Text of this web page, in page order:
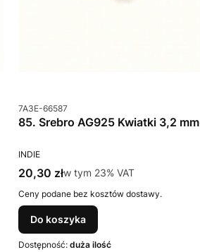
Kod produktu
7A3E-66587
85. Srebro AG925 Kwiatki 3,2 mm
PRODUCENT
INDIE
Cena brutto
20,30 złw tym %s VAT
w tym 23% VAT
Ceny podane bez kosztów dostawy.
Do koszyka
Dostępność:duża ilość